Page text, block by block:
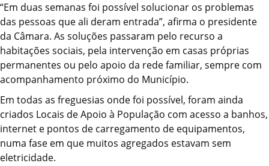
“Em duas semanas foi possível solucionar os problemas
das pessoas que ali deram entrada”, afirma o presidente
da Câmara. As soluções passaram pelo recurso a
habitações sociais, pela intervenção em casas próprias
permanentes ou pelo apoio da rede familiar, sempre com
acompanhamento próximo do Município.
Em todas as freguesias onde foi possível, foram ainda
criados Locais de Apoio à População com acesso a banhos,
internet e pontos de carregamento de equipamentos,
numa fase em que muitos agregados estavam sem
eletricidade.